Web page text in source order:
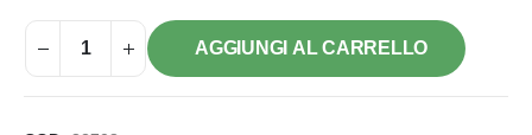
AGGIUNGI AL CARRELLO